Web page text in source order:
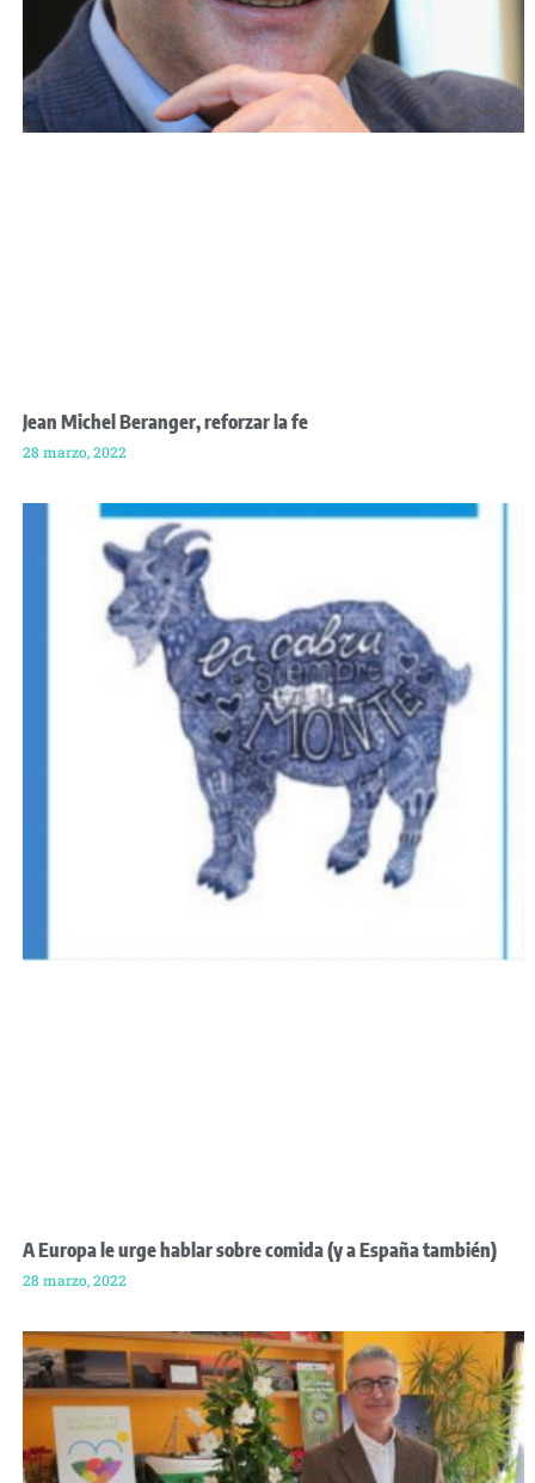
Jean Michel Beranger, reforzar la fe
28 marzo, 2022
A Europa le urge hablar sobre comida (y a España también)
28 marzo, 2022